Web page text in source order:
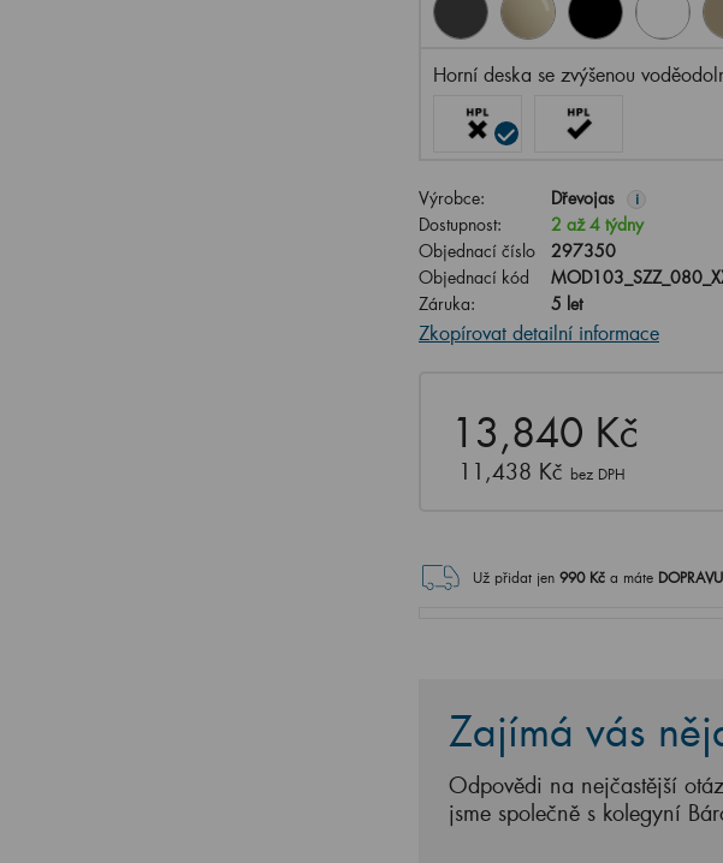
Horní deska se zvýšenou
Výrobce: Dřevojas i
Dostupnost:
2 až 4 týdny
Objednací číslo
297350
Objednací kód
Záruka:
5 let
Zkopírovat detailní informace
13,840 Kč
11,438 Kč bez DPH
Už přidat jen 990Kč a máte
Zajímá vás
Odpovědi na nejčastější
jsme společně s kolegyní